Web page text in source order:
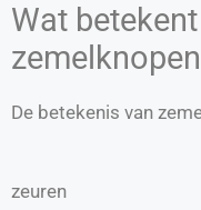
Wat
De betekenis van
zeuren